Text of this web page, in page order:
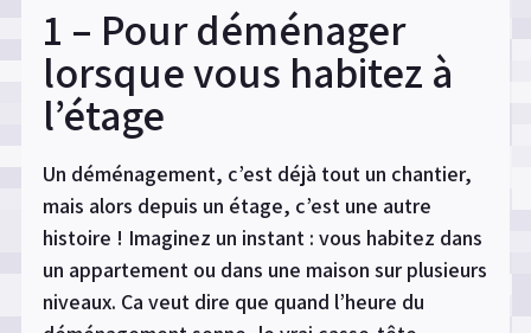
1 – Pour déménager
lorsque vous habitez à
l’étage
Un déménagement, c’est déjà tout un chantier,
mais alors depuis un étage, c’est une autre
histoire ! Imaginez un instant : vous habitez dans
un appartement ou dans une maison sur plusieurs
niveaux. Ça veut dire que quand l’heure du